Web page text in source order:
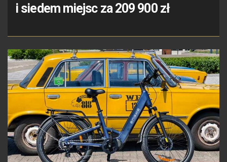
i siedem miejsc za 209 900 zł